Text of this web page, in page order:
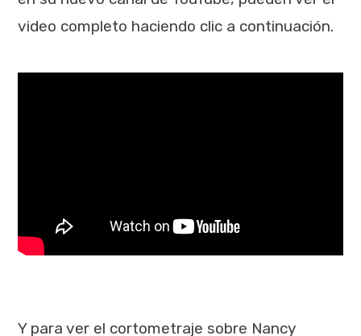
video completo haciendo clic a continuación.
Y para ver el cortometraje sobre Nancy